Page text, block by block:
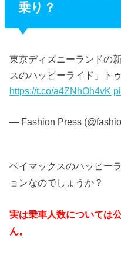
乗り？
東京ディズニーランドの
スのハッピーライド」ト
https://t.co/a4ZNhOh4vK
— Fashion Press
ベイマックスのハッピー
ョンなのでしょうか？
実は乗車人数については
ん。